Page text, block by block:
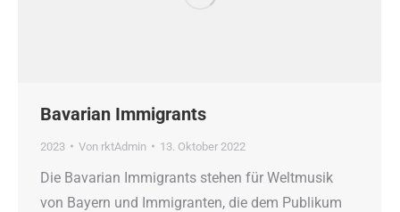
Bavarian Immigrants
2023 Von rktAdmin 13. Oktober 2022
Die Bavarian Immigrants stehen für Weltmusik
von Bayern und Immigranten, die dem Publikum